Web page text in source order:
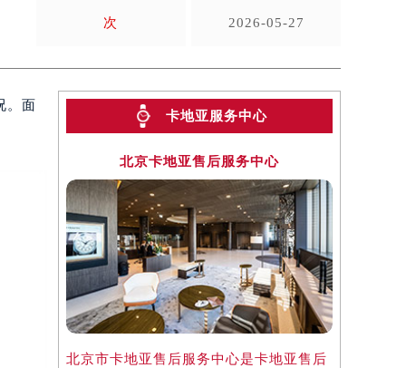
次 2026-05-27
。面
卡地亚服务中心
北京卡地亚售后服务中心
北京市卡地亚售后服务中心是卡地亚售后